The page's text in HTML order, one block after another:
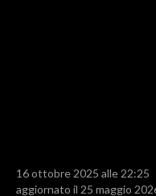
RISULTATI E CLASSIFICHE
16 ottobre 2025 alle 22:25
aggiornato il 25 maggio